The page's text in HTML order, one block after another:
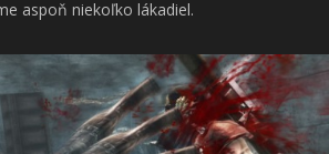
aspoň niekoľko lákadiel.